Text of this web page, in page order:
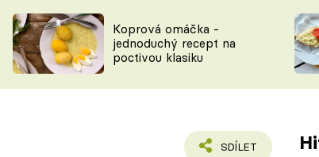
Tipy a triky
KAM ZA JÍDLEM
VYCHYTÁVKY
ČASOPIS
Koprová omáčka -
jednoduchý recept na
poctivou klasiku
SDÍLET